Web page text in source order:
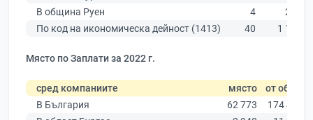
В община Руен
4
285
По код на икономическа дейност (1413)
40 1 102
Място по Заплати за 2022 г.
сред компаниите място от общо
В България
62 773
174 403